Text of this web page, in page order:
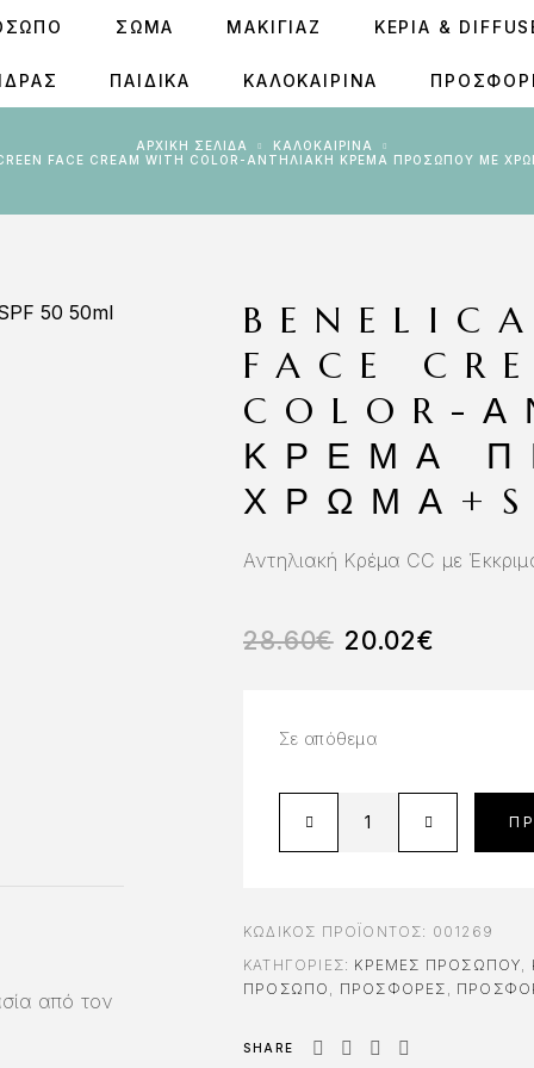
ΣΩΜΑ ΜΑΚΙΓΙΑΖ ΚΕΡΙΆ &
ΠΑΙΔΙΚΑ ΚΑΛΟΚΑΙΡΙΝΑ
ΑΡΧΙΚΉ ΣΕΛΊΔΑ
ΚΑΛΟΚΑΙΡΙΝΑ
FACE CREAM WITH COLOR-ΑΝΤΗΛΙΑΚΉ ΚΡΈΜΑ ΠΡΟΣΏΠΟΥ ΜΕ
από τον
FACE
COLOR-
ΚΡΈΜΑ
Αντηλιακή Κρέμα CC με
28.60€ 20.02€
Σε απόθεμα
ΚΩΔΙΚΌΣ ΠΡΟΪΌΝΤΟΣ: 001269
ΚΑΤΗΓΟΡΊΕΣ: ΚΡΈΜΕΣ ΠΡΟΣΏΠΟΥ,
ΠΡΟΣΩΠΟ , ΠΡΟΣΦΟΡΈΣ ,
SHARE